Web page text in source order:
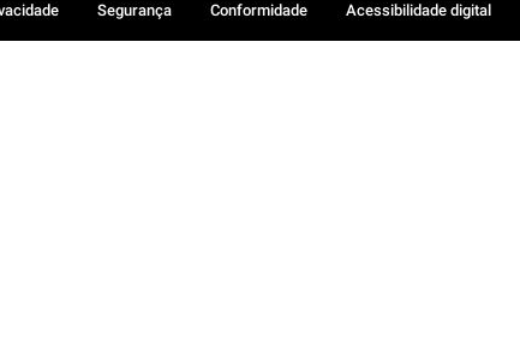
Segurança Conformidade Acessibilidade digital